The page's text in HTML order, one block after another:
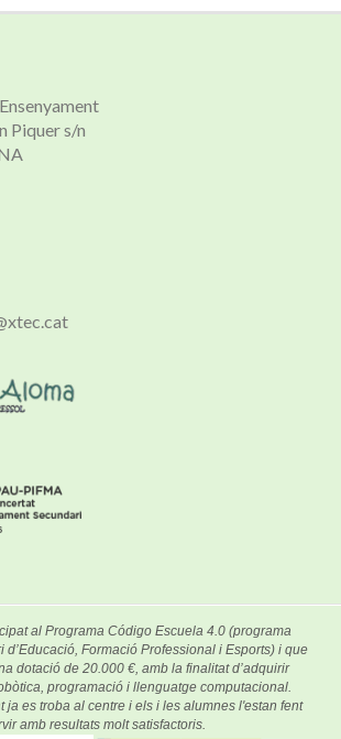
Piquer s/n
al Programa Código Escuela 4.0 (programa
d’Educació, Formació Professional i Esports) i que
dotació de 20.000 €, amb la finalitat d’adquirir
programació i llenguatge computacional.
ja es troba al centre i els i les alumnes l'estan fent
amb resultats molt satisfactoris.